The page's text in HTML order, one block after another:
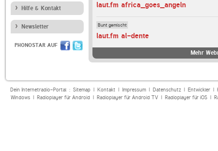
Hilfe & Kontakt
Newsletter
PHONOSTAR AUF
laut.fm africa_goes_angeln
Bunt gemischt
laut.fm al-dente
Mehr
Dein Internetradio-Portal : Sitemap| Kontakt| Impressum| Datenschutz| Entwickler|
Windows| Radioplayer für Android| Radioplayer für Android TV| Radioplayer für iOS|